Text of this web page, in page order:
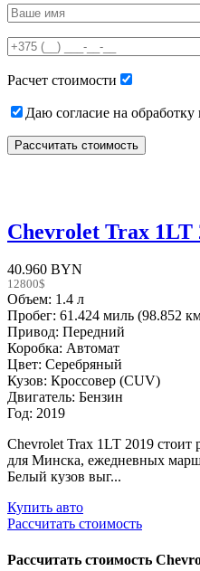
leave
field
empty.
Расчет стоимости
Даю согласие на
Chevrolet Trax 1LT
40.960 BYN
12800$
Объем: 1.4 л
Пробег: 61.424 миль (98.852
Привод: Передний
Коробка: Автомат
Цвет: Серебряный
Кузов: Кроссовер (CUV)
Двигатель: Бензин
Год: 2019
Chevrolet Trax 1LT 2019 стоит
для Минска, ежедневных
Белый кузов выг...
Купить авто
Рассчитать стоимость
Рассчитать стоимость